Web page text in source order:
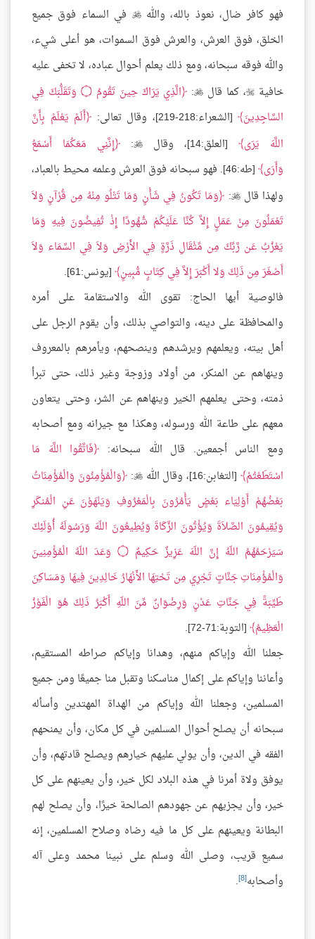
فهو كافر ضال، نعوذ بالله، والله في السماء فوق جميع
الخلق، فوق العرش، والعرش فوق السموات، هو أعلى شيء،
والله فوقه سبحانه، ومع ذلك يعلم أحوال عباده، لا تخفى عليه
خافية ، كما قال 
: الَّذِي يَرَاكَ حِينَ تَقُومُ۝ وَتَقَلُّبَكَ فِي
السَّاجِدِينَ
[الشعراء:218-219]، وقال تعالى:
أَلَمْ يَعْلَمْ بِأَنَّ
اللَّهَ يَرَى
[العلق:14]، وقال 
:
إِنَّنِي مَعَكُمَا أَسْمَعُ
وَأَرَى
[طه:46]. فهو سبحانه فوق العرش وعلمه محيط بالعباد،
ولهذا قال
: وَمَا تَكُونُ فِي شَأْنٍ وَمَا تَتْلُو مِنْهُ مِن قُرْآنٍ وَلاَ
تَعْمَلُونَ مِنْ عَمَلٍ إِلاَّ كُنَّا عَلَيْكُمْ شُهُودًا إِذْ تُفِيضُونَ فِيهِ وَمَا
يَعْزُبُ عَن رَّبِّكَ مِن مِّثْقَالِ ذَرَّةٍ فِي الأَرْضِ وَلاَ فِي السَّمَاء وَلاَ
أَصْغَرَ مِن ذَلِكَ وَلا أَكْبَرَ إِلاَّ فِي كِتَابٍ مُّبِينٍ [يونس:61].
فالوصية أيها الحاج: تقوى الله والاستقامة على أمره
والمحافظة على دينه، والتواصي بذلك، وأن يقوم الرجل على
أهل بيته، ويعلمهم ويرشدهم وينصحهم، ويأمرهم بالمعروف
وينهاهم عن المنكر، من أولاد وزوجة وغير ذلك، حتى تبرأ
ذمته، وحتى يعلمهم الخير وينهاهم عن الشر، وحتى يتعاون
معهم على طاعة الله ورسوله، وهكذا مع جيرانه ومع أصحابه
ومع الناس أجمعين. قال الله سبحانه:
فَاتَّقُوا اللَّهَ مَا
اسْتَطَعْتُمْ [التغابن:16]، وقال الله 
: وَالْمُؤْمِنُونَ وَالْمُؤْمِنَاتُ
بَعْضُهُمْ أَوْلِيَاء بَعْضٍ يَأْمُرُونَ بِالْمَعْرُوفِ وَيَنْهَوْنَ عَنِ الْمُنكَرِ
وَيُقِيمُونَ الصَّلاَةَ وَيُؤْتُونَ الزَّكَاةَ وَيُطِيعُونَ اللّهَ وَرَسُولَهُ أُوْلَئِكَ
سَيَرْحَمُهُمُ اللّهُ إِنَّ اللّهَ عَزِيزٌ حَكِيمٌ ۝ وَعَدَ اللّهُ الْمُؤْمِنِينَ
وَالْمُؤْمِنَاتِ جَنَّاتٍ تَجْرِي مِن تَحْتِهَا الأَنْهَارُ خَالِدِينَ فِيهَا وَمَسَاكِنَ
طَيِّبَةً فِي جَنَّاتِ عَدْنٍ وَرِضْوَانٌ مِّنَ اللّهِ أَكْبَرُ ذَلِكَ هُوَ الْفَوْزُ
الْعَظِيمُ [التوبة:71-72].
جعلنا الله وإياكم منهم، وهدانا وإياكم صراطه المستقيم،
وأعاننا وإياكم على إكمال مناسكنا وتقبل منا جميعًا ومن جميع
المسلمين، وجعلنا الله وإياكم من الهداة المهتدين وأسأله
سبحانه أن يصلح أحوال المسلمين في كل مكان، وأن يمنحهم
الفقه في الدين، وأن يولي عليهم خيارهم ويصلح قادتهم، وأن
يوفق ولاة أمرنا في هذه البلاد لكل خير، وأن يعينهم على كل
خير، وأن يجزيهم عن جهودهم الصالحة خيرًا، وأن يصلح لهم
البطانة ويعينهم على كل ما فيه رضاه وصلاح المسلمين، إنه
سميع قريب، وصلى الله وسلم على نبينا محمد وعلى آله
وأصحابه[8]
.